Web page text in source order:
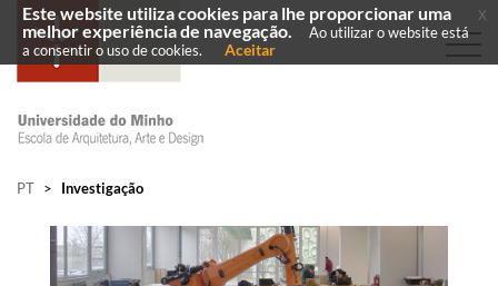
PT > Investigação
Este website utiliza cookies para lhe proporcionar uma
melhor experiência de navegação.
Ao utilizar o website está
a consentir o uso de cookies.
Aceitar
x